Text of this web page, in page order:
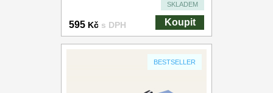
SKLADEM
595 Kč s DPH Koupit
BESTSELLER